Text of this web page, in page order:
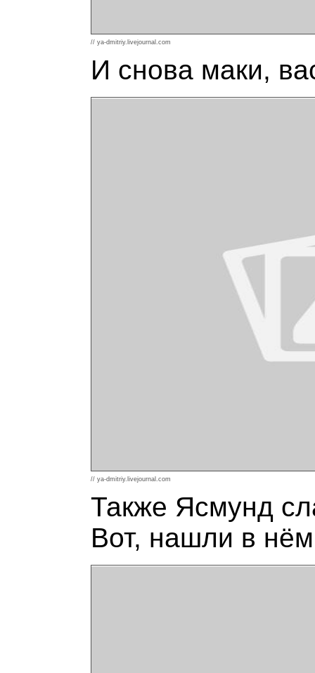
// ya-dmitriy.livejournal.com
И снова маки,
// ya-dmitriy.livejournal.com
Также Ясмунд
Вот, нашли в